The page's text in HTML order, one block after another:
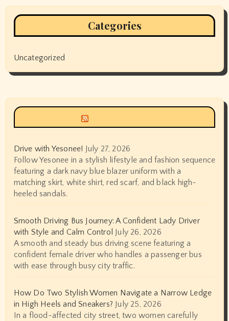
Categories
Uncategorized
Drive with Yesonee! July 27, 2026
Follow Yesonee in a stylish lifestyle and fashion sequence
featuring a dark navy blue blazer uniform with a
matching skirt, white shirt, red scarf, and black high-
heeled sandals.
Smooth Driving Bus Journey: A Confident Lady Driver
with Style and Calm Control July 26, 2026
A smooth and steady bus driving scene featuring a
confident female driver who handles a passenger bus
with ease through busy city traffic.
How Do Two Stylish Women Navigate a Narrow Ledge
in High Heels and Sneakers? July 25, 2026
In a flood-affected city street, two women carefully